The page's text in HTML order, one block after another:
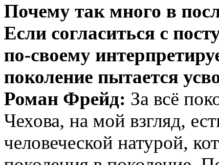
Почему так много в
Если согласиться с
по-своему
поколение пытается
Роман Фрейд: За всё
Чехова, на мой взгляд,
человеческой натурой,